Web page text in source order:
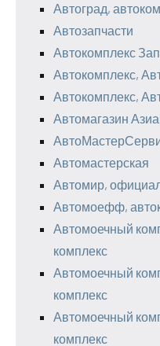
Автоград,
Автозапчасти
Автокомплекс
Автокомплекс,
Автокомплекс,
Автомагазин
Автомастерская
Автомир,
Автомоефф,
Автомоечный
комплекс
Автомоечный
комплекс
Автомоечный
комплекс